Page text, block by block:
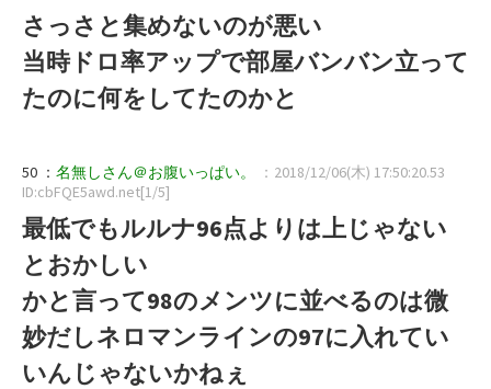
さっさと集めないのが悪い
当時ドロ率アップで部屋バンバン立って
たのに何をしてたのかと
50 ： 名無しさん＠お腹いっぱい。
：2018/12/06(木) 17:50:20.53
ID:cbFQE5awd.net[1/5]
最低でもルルナ96点よりは上じゃない
とおかしい
かと言って98のメンツに並べるのは微
妙だしネロマンラインの97に入れてい
いんじゃないかねぇ